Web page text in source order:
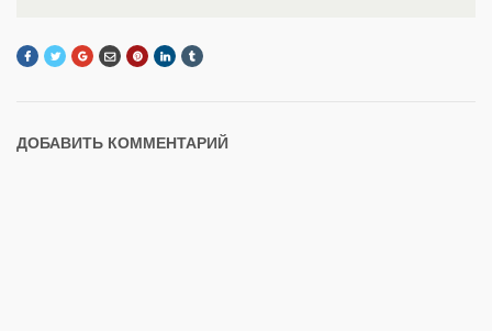
ДОБАВИТЬ КОММЕНТАРИЙ